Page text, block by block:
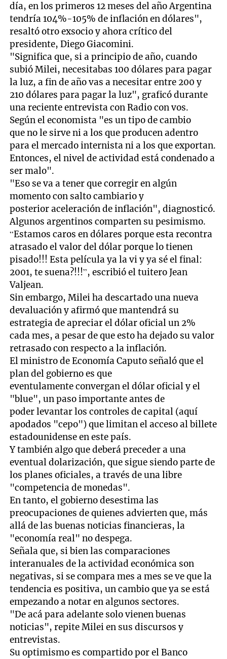
día, en los primeros 12 meses del año Argentina
tendría 104%-105% de inflación en dólares",
resaltó otro exsocio y ahora crítico del
presidente, Diego Giacomini.
"Significa que, si a principio de año, cuando
subió Milei, necesitabas 100 dólares para pagar
la luz, a fin de año vas a necesitar entre 200 y
210 dólares para pagar la luz", graficó durante
una reciente entrevista con Radio con vos.
Según el economista "es un tipo de cambio
que no le sirve ni a los que producen adentro
para el mercado internista ni a los que exportan.
Entonces, el nivel de actividad está condenado a
ser malo".
"Eso se va a tener que corregir en algún
momento con salto cambiario y
posterior aceleración de inflación", diagnosticó.
Algunos argentinos comparten su pesimismo.
“Estamos caros en dólares porque esta recontra
atrasado el valor del dólar porque lo tienen
pisado!!! Esta película ya la vi y ya sé el final:
2001, te suena?!!!”, escribió el tuitero Jean
Valjean.
Sin embargo, Milei ha descartado una nueva
devaluación y afirmó que mantendrá su
estrategia de apreciar el dólar oficial un 2%
cada mes, a pesar de que esto ha dejado su valor
retrasado con respecto a la inflación.
El ministro de Economía Caputo señaló que el
plan del gobierno es que
eventulamente convergan el dólar oficial y el
"blue", un paso importante antes de
poder levantar los controles de capital (aquí
apodados "cepo") que limitan el acceso al billete
estadounidense en este país.
Y también algo que deberá preceder a una
eventual dolarización, que sigue siendo parte de
los planes oficiales, a través de una libre
"competencia de monedas".
En tanto, el gobierno desestima las
preocupaciones de quienes advierten que, más
allá de las buenas noticias financieras, la
"economía real" no despega.
Señala que, si bien las comparaciones
interanuales de la actividad económica son
negativas, si se compara mes a mes se ve que la
tendencia es positiva, un cambio que ya se está
empezando a notar en algunos sectores.
"De acá para adelante solo vienen buenas
noticias", repite Milei en sus discursos y
entrevistas.
Su optimismo es compartido por el Banco